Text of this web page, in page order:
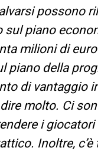
possono
piano
milioni di
della
di vantaggio
molto. Ci
i
Inoltre,